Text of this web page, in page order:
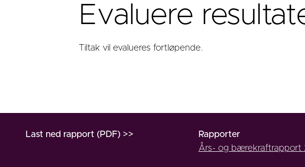
Evaluere
Tiltak vil evalueres fortløpende.
Last ned rapport (PDF) >>
Rapporter
Års- og bærekraftrapport